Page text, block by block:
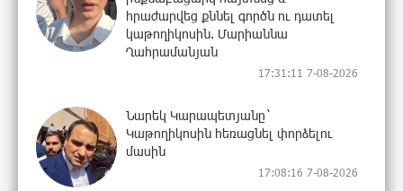
հրաժարվեց քննել գործն ու դատել
կաթողիկոսին. Մարիաննա
Ղահրամանյան
17:31:11 7-08-2026
Նարեկ Կարապետյանը`
Կաթողիկոսին հեռացնել փորձելու
մասին
17:08:16 7-08-2026